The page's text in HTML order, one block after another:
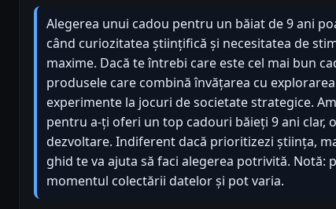
Alegerea unui cadou pentru un băiat de 9 ani
când curiozitatea științifică și necesitatea de
maxime. Dacă te întrebi care este cel mai bun
produsele care combină învățarea cu
experimente la jocuri de societate strategice.
pentru a-ți oferi un top cadouri băieți 9 ani clar,
dezvoltare. Indiferent dacă prioritizezi știința,
ghid te va ajuta să faci alegerea potrivită. Notă:
momentul colectării datelor și pot varia.